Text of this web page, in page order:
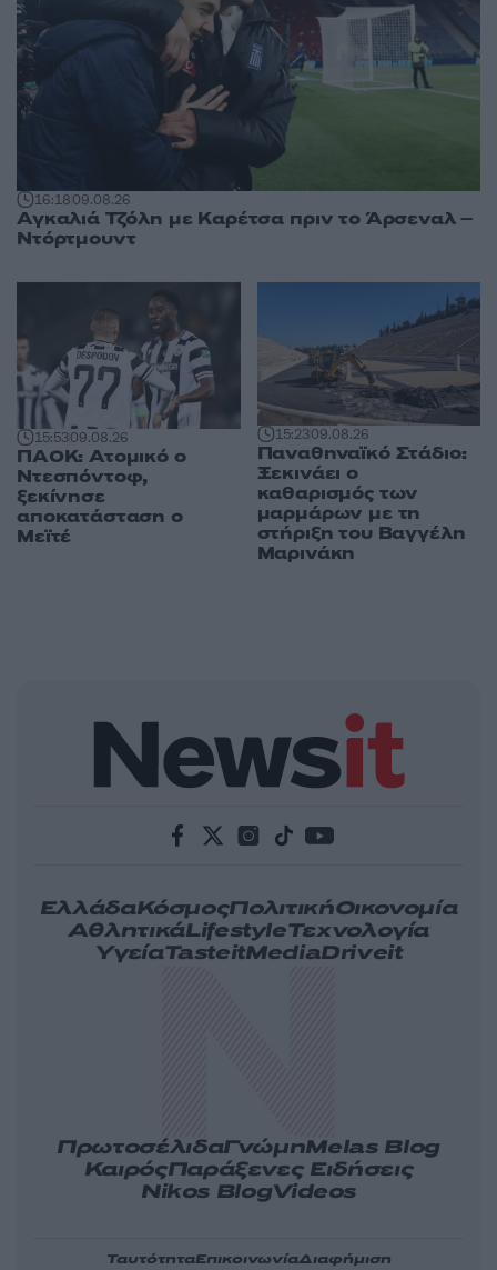
16:1809.08.26
Αγκαλιά Τζόλη με Καρέτσα πριν το Άρσεναλ –
Ντόρτμουντ
15:5309.08.26
ΠΑΟΚ: Ατομικό ο
Ντεσπόντοφ,
ξεκίνησε
αποκατάσταση ο
Μεϊτέ
15:2309.08.26
Παναθηναϊκό Στάδιο:
Ξεκινάει ο
καθαρισμός των
μαρμάρων με τη
στήριξη του Βαγγέλη
Μαρινάκη
ΕλλάδαΚόσμοςΠολιτικήΟικονομία
ΑθλητικάLifestyleΤεχνολογία
ΥγείαTasteitMediaDriveit
ΠρωτοσέλιδαΓνώμηMelas Blog
ΚαιρόςΠαράξενες Ειδήσεις
Nikos BlogVideos
ΤαυτότηταΕπικοινωνίαΔιαφήμιση